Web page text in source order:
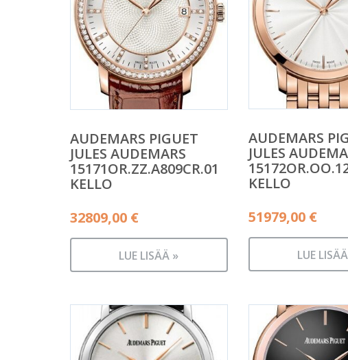
AUDEMARS PIGUET
JULES AUDEMARS
15171OR.ZZ.A809CR.01
KELLO
32809,00 €
LUE LISÄÄ »
AUDEMARS
JULES
KELLO
51979,00 €
LUE